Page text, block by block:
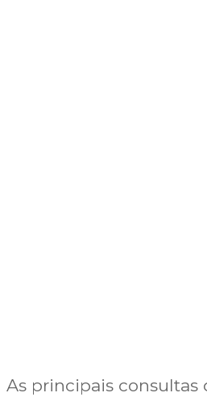
As principais consultas